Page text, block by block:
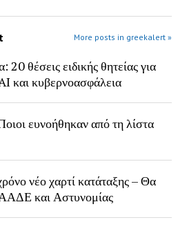
More posts in greekalert »
θέσεις ειδικής θητείας για
και κυβερνοασφάλεια
ευνοήθηκαν από τη λίστα
νέο χαρτί κατάταξης – Θα
και Αστυνομίας